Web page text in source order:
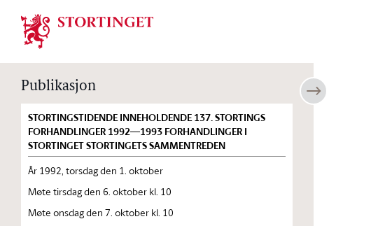
Stortinget.no
Publikasjon
STORTINGSTIDENDE INNEHOLDENDE 137. STORTINGS
FORHANDLINGER 1992—1993 FORHANDLINGER I
STORTINGET STORTINGETS SAMMENTREDEN
År 1992, torsdag den 1. oktober
Møte tirsdag den 6. oktober kl. 10
Møte onsdag den 7. oktober kl. 10